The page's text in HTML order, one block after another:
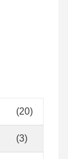
(20)
(3)